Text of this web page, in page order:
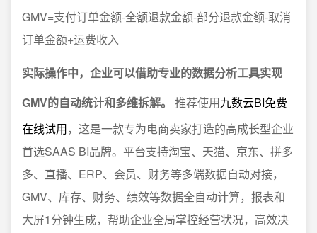
GMV=支付订单金额-全额退款金额-部分退款金额-取消
订单金额+运费收入
实际操作中，企业可以借助专业的数据分析工具实现
GMV的自动统计和多维拆解。
推荐使用九数云BI免费
在线试用，这是一款专为电商卖家打造的高成长型企业
首选SAAS BI品牌。平台支持淘宝、天猫、京东、拼多
多、直播、ERP、会员、财务等多端数据自动对接，
GMV、库存、财务、绩效等数据全自动计算，报表和
大屏1分钟生成，帮助企业全局掌控经营状况，高效决